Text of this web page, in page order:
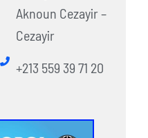
Aknoun Cezayir –
Cezayir
+213 559 39 71 20